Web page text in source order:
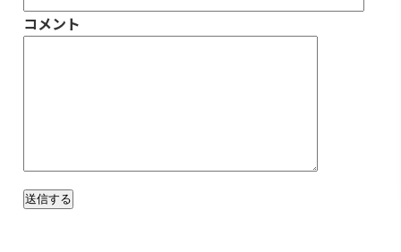
コメント